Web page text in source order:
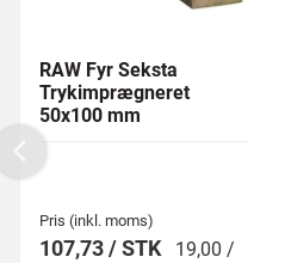
RAW Fyr Seksta
Trykimprægneret
50x100 mm
Pris (inkl. moms)
107,73 / STK
19,00 /
Previous